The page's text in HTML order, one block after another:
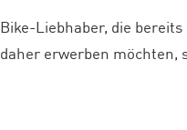
Bike-Liebhaber, die
daher erwerben möchten,